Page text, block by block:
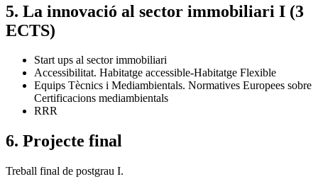
5. La innovació al sector immobiliari I (3
ECTS)
Start ups al sector immobiliari
Accessibilitat. Habitatge accessible-Habitatge Flexible
Equips Tècnics i Mediambientals. Normatives Europees sobre
Certificacions mediambientals
RRR
6. Projecte final
Treball final de postgrau I.